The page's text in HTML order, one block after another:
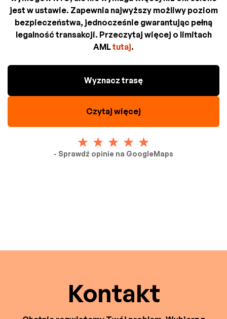
jest w ustawie. Zapewnia najwyższy możliwy poziom
bezpieczeństwa, jednocześnie gwarantując pełną
legalność transakcji. Przeczytaj więcej o limitach
AMLtutaj.
Wyznacz trasę
Czytaj więcej
- Sprawdź opinie na GoogleMaps
Kontakt